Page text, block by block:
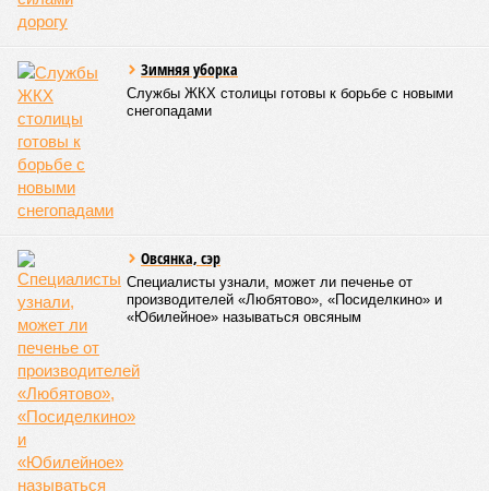
Зимняя уборка
Службы ЖКХ столицы готовы к борьбе с новыми
снегопадами
Овсянка, сэр
Специалисты узнали, может ли печенье от
производителей «Любятово», «Посиделкино» и
«Юбилейное» называться овсяным